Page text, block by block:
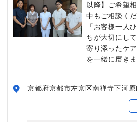
以降】ご希望
中もご相談くだ
「お客様一人
ちが大切にし
寄り添ったケ
を一緒に磨きま
京都府京都市左京区南禅寺下河原